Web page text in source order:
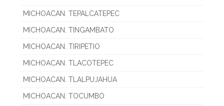
MICHOACAN. TEPALCATEPEC
MICHOACAN. TINGAMBATO
MICHOACAN. TIRIPETIO
MICHOACAN. TLACOTEPEC
MICHOACAN. TLALPUJAHUA
MICHOACAN. TOCUMBO